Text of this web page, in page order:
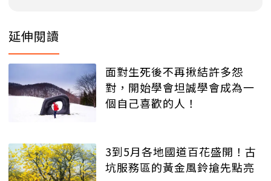
延伸閱讀
面對生死後不再揪結許多怨
對，開始學會坦誠學會成為一
個自己喜歡的人！
3到5月各地國道百花盛開！古
坑服務區的黃金風鈴搶先點亮